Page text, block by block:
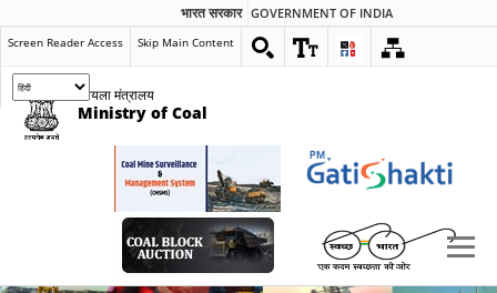
भारत सरकार GOVERNMENT OF INDIA
Screen Reader Access Skip Main Content
कोयला मंत्रालय
Ministry of Coal